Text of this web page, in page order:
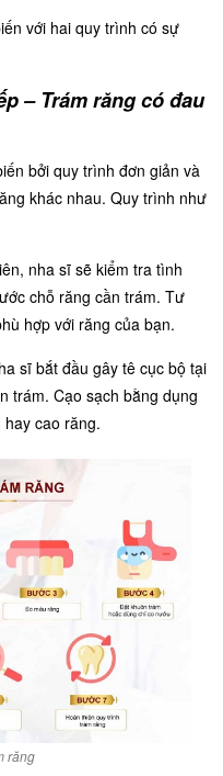
với hai quy trình có sự
– Trám răng có đau
bởi quy trình đơn giản và
khác nhau. Quy trình như
nha sĩ sẽ kiểm tra tình
chỗ răng cần trám. Tư
hợp với răng của bạn.
sĩ bắt đầu gây tê cục bộ tại
trám. Cạo sạch bằng dụng
cao răng.
răng